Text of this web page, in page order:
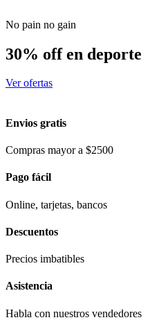
No pain no gain
30% off en deporte
Ver ofertas
Envios gratis
Compras mayor a $2500
Pago fácil
Online, tarjetas, bancos
Descuentos
Precios imbatibles
Asistencia
Habla con nuestros vendedores